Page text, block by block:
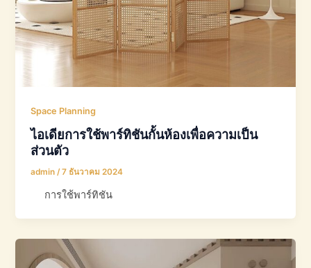
Space Planning
ไอเดียการใช้พาร์ทิชันกั้นห้องเพื่อความเป็น
ส่วนตัว
admin/7 ธันวาคม 2024
การใช้พาร์ทิชัน